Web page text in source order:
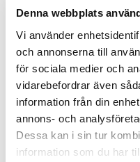
Denna webbplats
Vi använder
och annonserna till
för sociala medier och
vidarebefordrar även
information från din
annons- och
Dessa kan i sin tur
information som du har
mottogs i början av 1920-
Montell, som tjänstgjorde
under perioden
hans egna
äldsta exemplaret i
rariteterna finns exempelvis
tajgabjörnspinnare (Arctia
internationellt.